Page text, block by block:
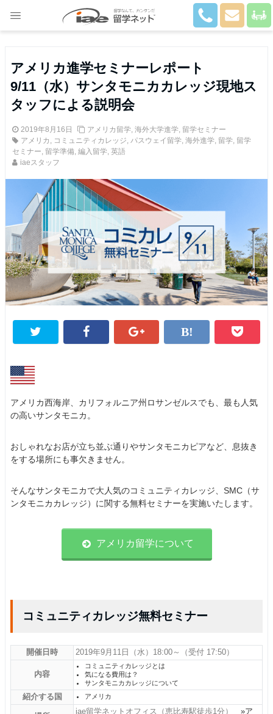
アメリカ進学セミナーレポート
9/11（水）サンタモニカカレッジ現地ス
タッフによる説明会
2019年8月16日 アメリカ留学, 海外大学進学, 留学セミナー
アメリカ , コミュニティカレッジ, パスウェイ留学, 海外進学, 留学, 留学
セミナー, 留学準備, 編入留学, 英語
iaeスタッフ
アメリカ西海岸、カリフォルニア州ロサンゼルスでも、最も人気
の高いサンタモニカ。
おしゃれなお店が立ち並ぶ通りやサンタモニカピアなど、息抜き
をする場所にも事欠きません。
そんなサンタモニカで大人気のコミュニティカレッジ、SMC（サ
ンタモニカカレッジ）に関する無料セミナーを実施いたします。
アメリカ留学について
コミュニティカレッジ無料セミナー
開催日時 2019年9月11日（水）18:00～（受付 17:50）
内容
コミュニティカレッジとは
気になる費用は？
サンタモニカカレッジについて
紹介する国 アメリカ
iae留学ネットオフィス（恵比寿駅徒歩1分） »ア